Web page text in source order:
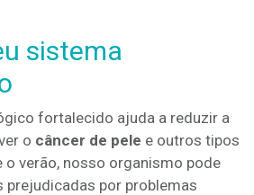
sistema
fortalecido ajuda a reduzir a
o câncer de pele e outros tipos
o verão, nosso organismo pode
por problemas